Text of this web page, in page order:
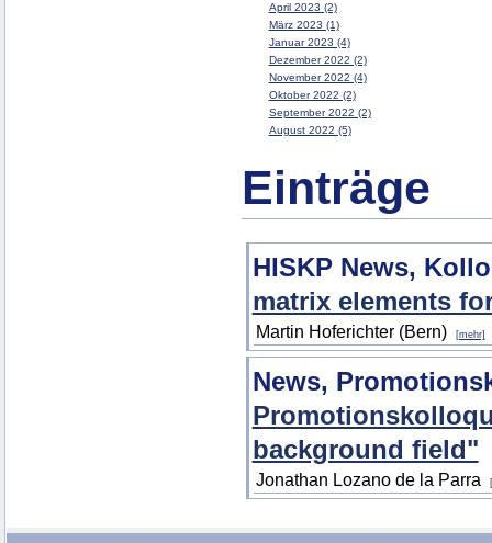
April 2023 (2)
März 2023 (1)
Januar 2023 (4)
Dezember 2022 (2)
November 2022 (4)
Oktober 2022 (2)
September 2022 (2)
August 2022 (5)
Einträge
HISKP News,
matrix elements
Martin Hoferichter (Bern) [mehr]
News,
background field"
Jonathan Lozano de la Parra